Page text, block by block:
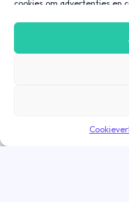
cookies om advertenties en
advertenties, op onze
personaliseren op basis van
marketing cookies worden
meer informatie? Lees dan